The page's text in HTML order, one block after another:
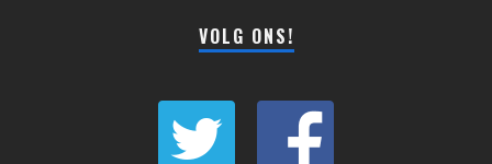
VOLG ONS!